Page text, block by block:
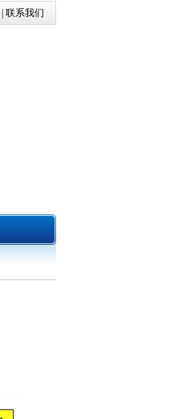
联系我们